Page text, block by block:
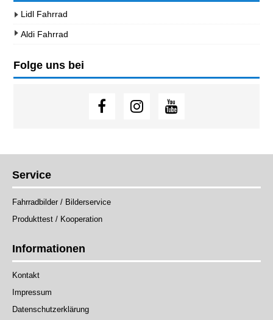
Lidl Fahrrad
Aldi Fahrrad
Folge uns bei
Service
Fahrradbilder / Bilderservice
Produkttest / Kooperation
Informationen
Kontakt
Impressum
Datenschutzerklärung